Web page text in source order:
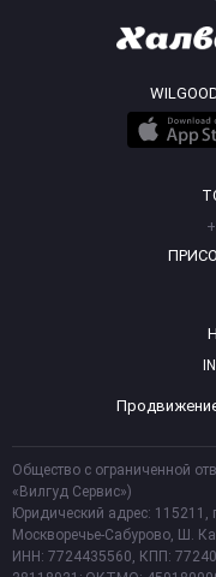
Общество с ограниченной
«Вилгуд Сервис»)
Юридический адрес: 115211,
Москворечье-Сабурово, Ш.
ИНН: 7724435560, КПП: